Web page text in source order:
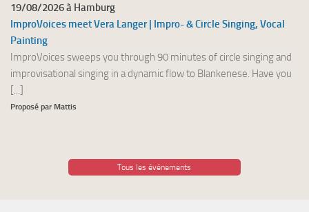
19/08/2026 à Hamburg
ImproVoices meet Vera Langer | Impro- & Circle Singing, Vocal
Painting
ImproVoices sweeps you through 90 minutes of circle singing and
improvisational singing in a dynamic flow to Blankenese. Have you
[...]
Proposé par Mattis
Tous les événements